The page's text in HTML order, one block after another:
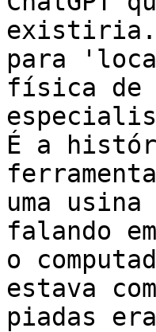
existiria.
para
física de
É a
uma
falando
o
estava
piadas